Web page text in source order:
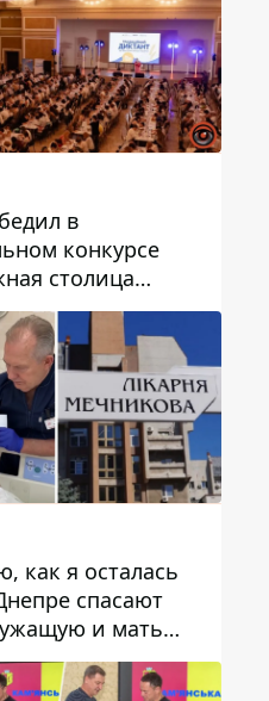
в
конкурсе
столица
2026"
как я осталась
спасают
и мать
которую